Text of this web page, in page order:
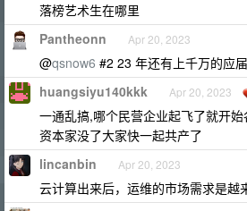
落榜艺术生在哪里
Pantheonn Apr 20, 2023
@qsnow6 #2 23 年还有上千万的应
huangsiyu140kkk Apr 20, 2023
一通乱搞,哪个民营企业起飞了就开
资本家没了大家快一起共产了
lincanbin Apr 20, 2023
云计算出来后，运维的市场需求是越